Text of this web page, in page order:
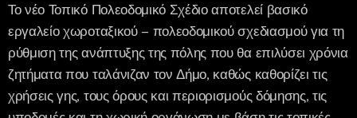
Το νέο Τοπικό Πολεοδομικό Σχέδιο αποτελεί βασικό
εργαλείο χωροταξικού – πολεοδομικού σχεδιασμού για τη
ρύθμιση της ανάπτυξης της πόλης που θα επιλύσει χρόνια
ζητήματα που ταλάνιζαν τον Δήμο, καθώς καθορίζει τις
χρήσεις γης, τους όρους και περιορισμούς δόμησης, τις